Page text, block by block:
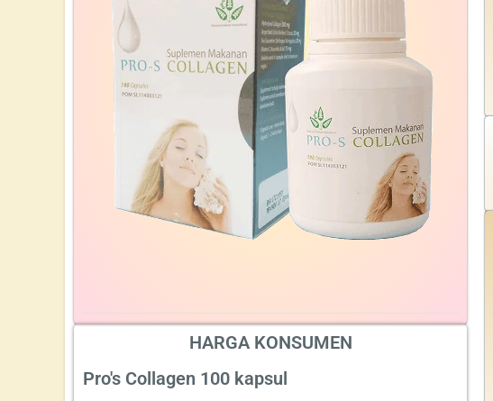
HARGA KONSUMEN
Pro's Collagen 100 kapsul